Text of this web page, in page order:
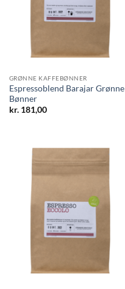
GRØNNE KAFFEBØNNER
Espressoblend Barajar Grønne
Bønner
kr.181,00